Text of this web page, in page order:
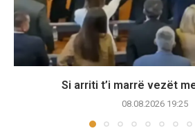
Si arriti t’i marrë vezët
08.08.2026 19:25